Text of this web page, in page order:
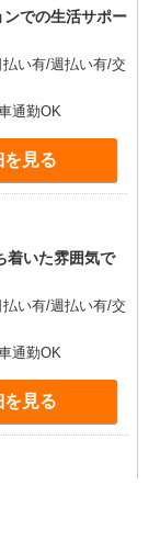
での生活サポー
い有/週払い有/交
通勤OK
を見る
着いた雰囲気で
い有/週払い有/交
通勤OK
を見る
いいとこ取り♪